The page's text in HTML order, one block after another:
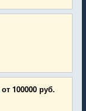
от 100000 руб.